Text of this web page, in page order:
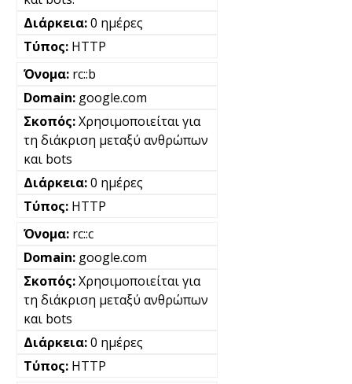
0 ημέρες
HTTP
rc::b
google.com
Χρησιμοποιείται για
τη διάκριση μεταξύ ανθρώπων
και bots
0 ημέρες
HTTP
rc::c
google.com
Χρησιμοποιείται για
τη διάκριση μεταξύ ανθρώπων
και bots
0 ημέρες
HTTP